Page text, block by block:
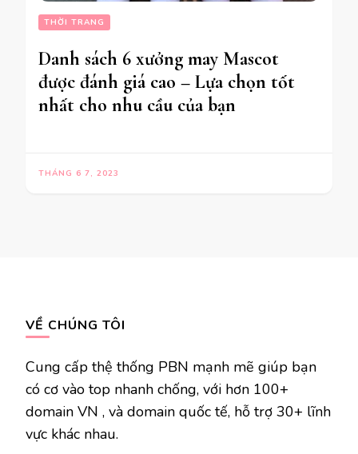
THỜI TRANG
Danh sách 6 xưởng may Mascot
được đánh giá cao – Lựa chọn tốt
nhất cho nhu cầu của bạn
THÁNG 6 7, 2023
VỀ CHÚNG TÔI
Cung cấp thệ thống PBN mạnh mẽ giúp bạn
có cơ vào top nhanh chống, với hơn 100+
domain VN , và domain quốc tế, hỗ trợ 30+ lĩnh
vực khác nhau.